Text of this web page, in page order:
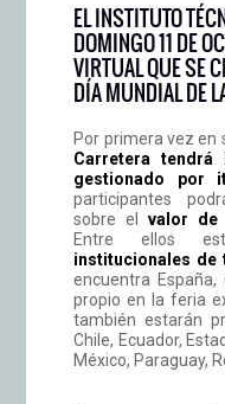
EL INSTITUTO
DOMINGO 11 DE
VIRTUAL QUE SE
DÍA MUNDIAL DE
Por primera vez en
Carretera tendrá
gestionado por
participantes
sobre elvalor de
Entre ellos
institucionales de
encuentra
propio en la feria
también estarán
Chile, Ecuador,
México, Paraguay,